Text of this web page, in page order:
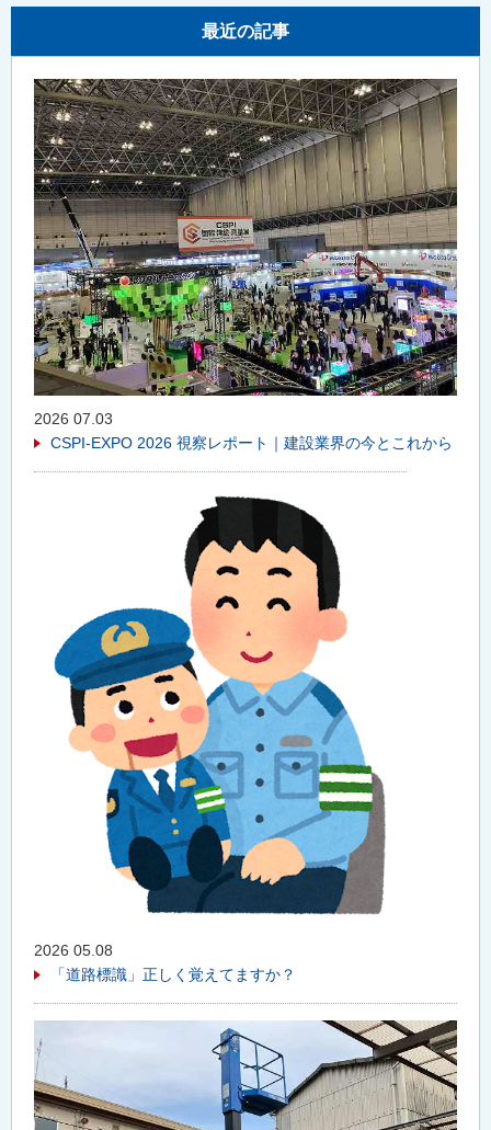
最近の記事
2026 07.03
CSPI-EXPO 2026 視察レポート｜建設業界の今とこれから
2026 05.08
「道路標識」正しく覚えてますか？